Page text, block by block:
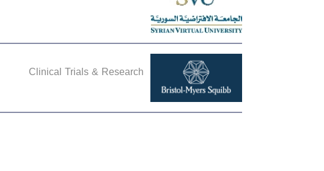
Clinical Trials & Research